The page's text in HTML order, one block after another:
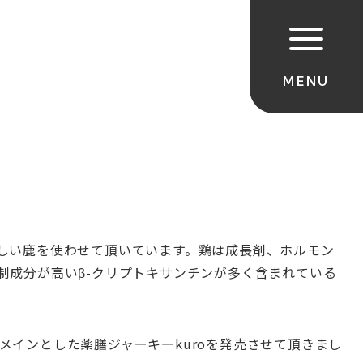
鹿を使わせて頂いています。鶏は成長剤、ホルモン
分が高いβ-クリプトキサンチンが多く含まれている
インとした薬膳ジャーキーkuroを発売させて頂きまし